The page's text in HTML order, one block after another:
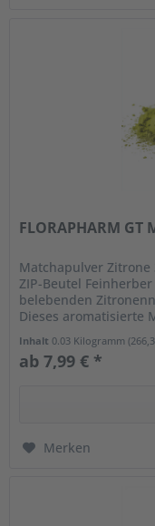
FLORAPHARM
Matchapulver Zitrone
ZIP-Beutel
belebenden
Dieses aromatisierte
Inhalt 0.03 Kilogramm
ab 7,99 € *
Merken